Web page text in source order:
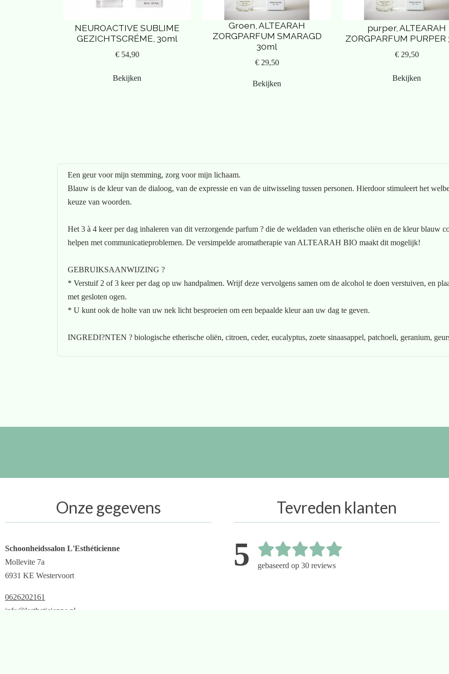
NEUROACTIVE SUBLIME
GEZICHTSCRÉME, 30ml
€ 54,90
Bekijken
Groen, ALTEARAH
ZORGPARFUM SMARAGD
30ml
€ 29,50
Bekijken
purper, ALTEARAH
ZORGPARFUM
€ 29,50
Bekijken
Een geur voor mijn stemming, zorg voor mijn lichaam.
Blauw is de kleur van de dialoog, van de expressie en van de uitwisseling tussen personen. Hierdoor stimuleert het
keuze van woorden.
Het 3 à 4 keer per dag inhaleren van dit verzorgende parfum ? die de weldaden van etherische oliën en de kleur blauw
helpen met communicatieproblemen. De versimpelde aromatherapie van ALTEARAH BIO maakt dit mogelijk!
GEBRUIKSAANWIJZING ?
* Verstuif 2 of 3 keer per dag op uw handpalmen. Wrijf deze vervolgens samen om de alcohol te doen verstuiven, en
met gesloten ogen.
* U kunt ook de holte van uw nek licht besproeien om een bepaalde kleur aan uw dag te geven.
INGREDI?NTEN ? biologische etherische oliën, citroen, ceder, eucalyptus, zoete sinaasappel, patchoeli, geranium,
Onze gegevens
Schoonheidssalon L'Esthéticienne
Mollevite 7a
6931 KE Westervoort
0626202161
info@lestheticienne.nl
Tevreden klanten
5 gebaseerd op 30 reviews